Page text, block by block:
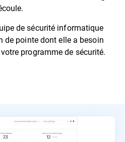
de sécurité informatique
de pointe dont elle a besoin
programme de sécurité.